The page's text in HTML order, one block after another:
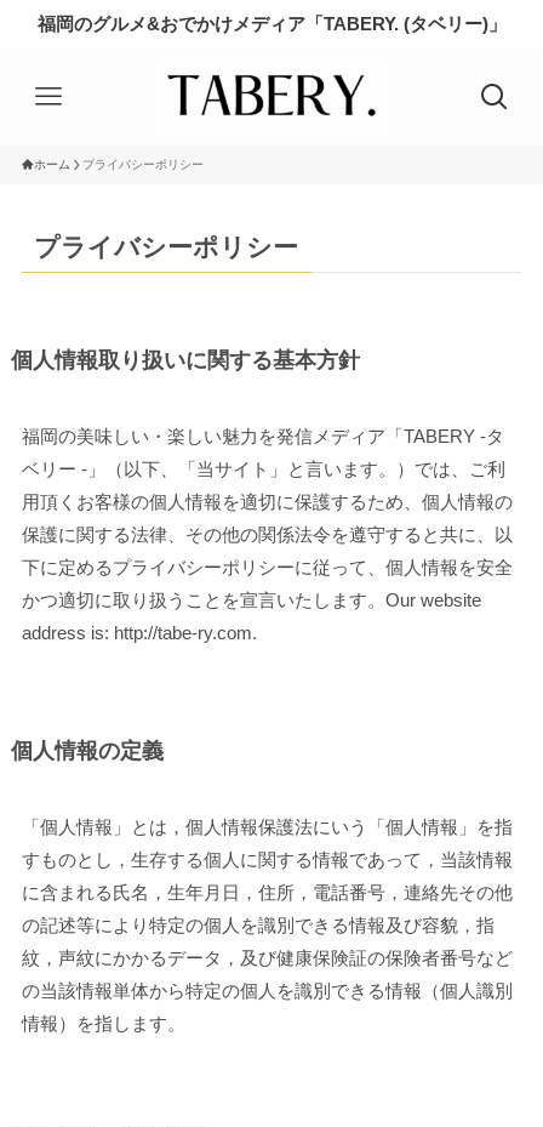
福岡のグルメ&おでかけメディア「TABERY. (タベリー)」
ホーム プライバシーポリシー
プライバシーポリシー
個人情報取り扱いに関する基本方針
福岡の美味しい・楽しい魅力を発信メディア「TABERY -タ
ベリー -」（以下、「当サイト」と言います。）では、ご利
用頂くお客様の個人情報を適切に保護するため、個人情報の
保護に関する法律、その他の関係法令を遵守すると共に、以
下に定めるプライバシーポリシーに従って、個人情報を安全
かつ適切に取り扱うことを宣言いたします。Our website
address is: http://tabe-ry.com.
個人情報の定義
「個人情報」とは，個人情報保護法にいう「個人情報」を指
すものとし，生存する個人に関する情報であって，当該情報
に含まれる氏名，生年月日，住所，電話番号，連絡先その他
の記述等により特定の個人を識別できる情報及び容貌，指
紋，声紋にかかるデータ，及び健康保険証の保険者番号など
の当該情報単体から特定の個人を識別できる情報（個人識別
情報）を指します。